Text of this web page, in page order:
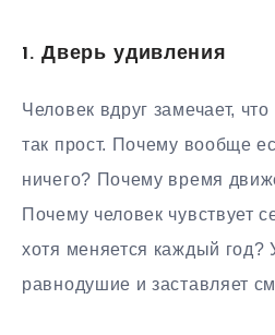
1. Дверь удивления
Человек вдруг замечает,
так прост. Почему вообще
ничего? Почему время
Почему человек чувствует
хотя меняется каждый год?
равнодушие и заставляет